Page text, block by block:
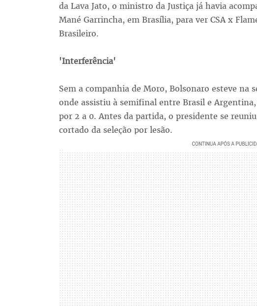
da Lava Jato, o ministro da Justiça já havia
Mané Garrincha, em Brasília, para ver CSA x
Brasileiro.
'Interferência'
Sem a companhia de Moro, Bolsonaro esteve na
onde assistiu à semifinal entre Brasil e
por 2 a 0. Antes da partida, o presidente se
cortado da seleção por lesão.